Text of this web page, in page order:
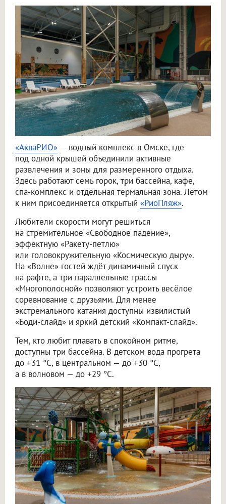
«АкваРИО» — водный комплекс в Омске, где
под одной крышей объединили активные
развлечения и зоны для размеренного отдыха.
Здесь работают семь горок, три бассейна, кафе,
спа-комплекс и отдельная термальная зона. Летом
к ним присоединяется открытый «РиоПляж».
Любители скорости могут решиться
на стремительное «Свободное падение»,
эффектную «Ракету-петлю»
или головокружительную «Космическую дыру».
На «Волне» гостей ждёт динамичный спуск
на рафте, а три параллельные трассы
«Многополосной» позволяют устроить весёлое
соревнование с друзьями. Для менее
экстремального катания доступны извилистый
«Боди-слайд» и яркий детский «Компакт-слайд».
Тем, кто любит плавать в спокойном ритме,
доступны три бассейна. В детском вода прогрета
до +31 °C, в центральном — до +30 °C,
а в волновом — до +29 °C.